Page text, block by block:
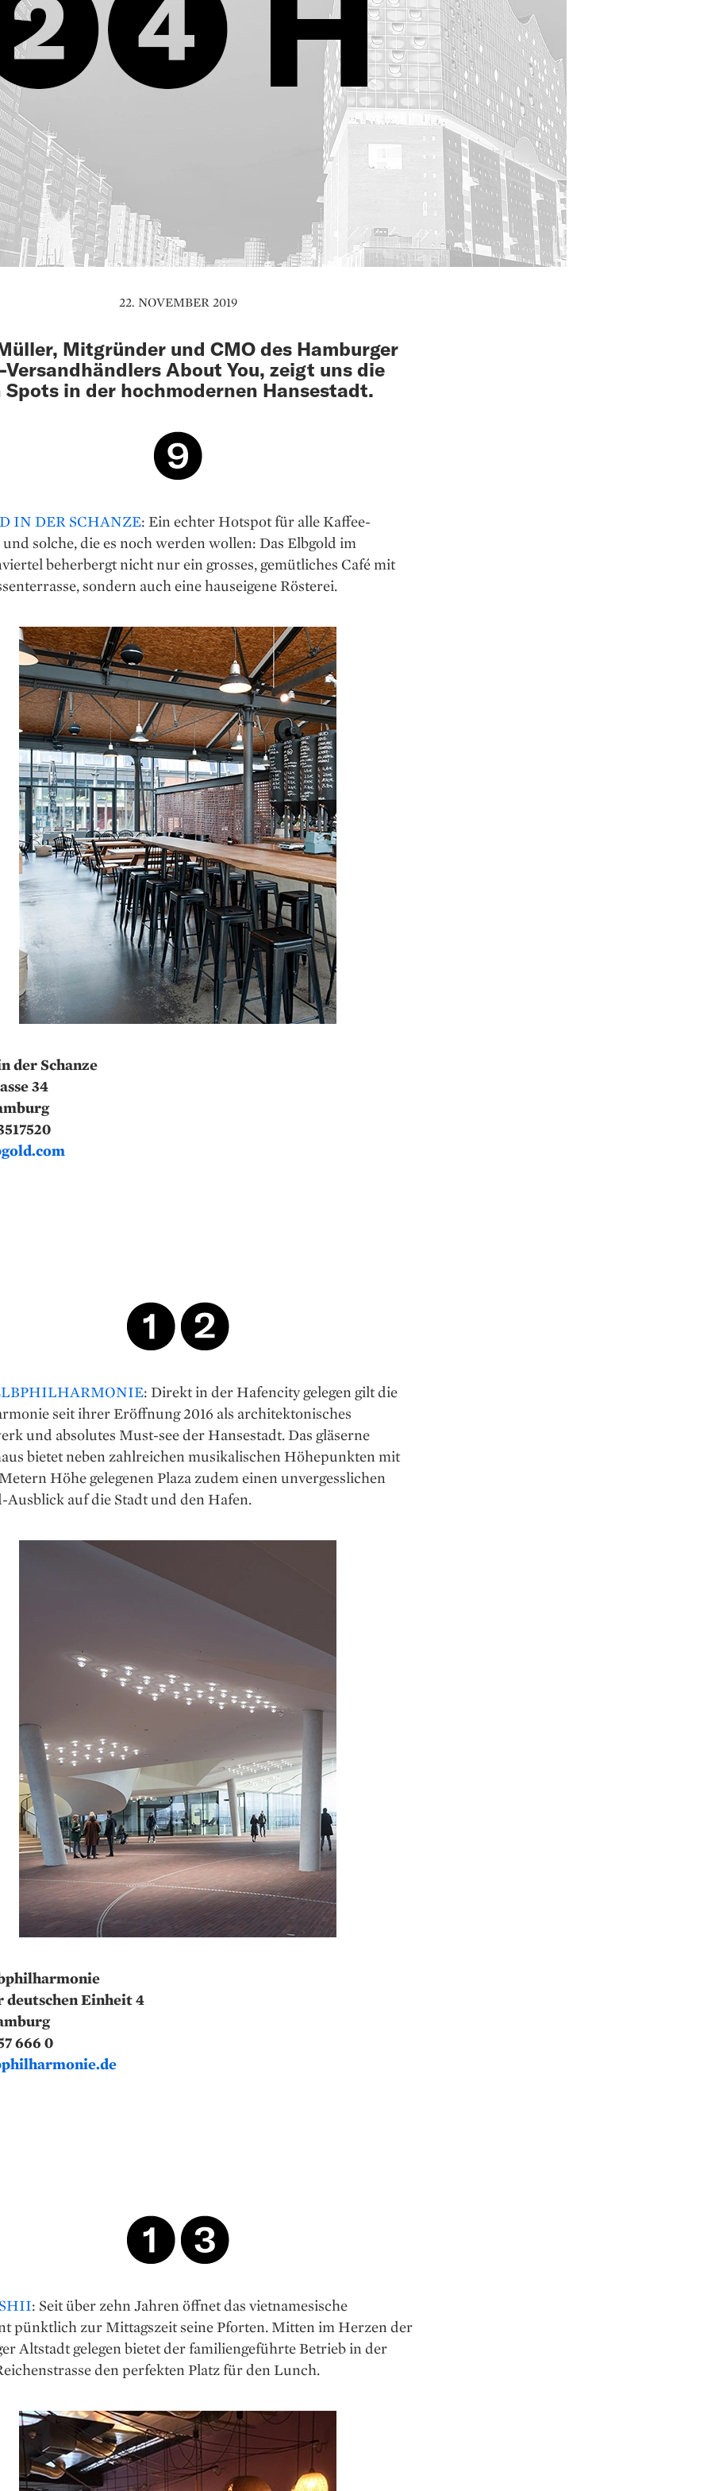
22. NOVEMBER 2019
Mitgründer und CMO des Hamburger
About You, zeigt uns die
Spots in der hochmodernen Hansestadt.
IN DER SCHANZE: Ein echter Hotspot für alle Kaffee­
solche, die es noch werden wollen: Das Elbgold im
beherbergt nicht nur ein grosses, gemütliches Café mit
sondern auch eine hauseigene Rösterei.
der Schanze
34
: Direkt in der Hafencity gelegen gilt die
seit ihrer Eröffnung 2016 als architektonisches
und absolutes Must-see der Hansestadt. Das gläserne
bietet neben zahlreichen musikalischen Höhepunkten mit
Höhe gelegenen Plaza zudem einen unvergesslichen
Ausblick auf die Stadt und den Hafen.
deutschen Einheit 4
666 0
: Seit über zehn Jahren öffnet das vietnamesische
pünktlich zur Mittagszeit seine Pforten. Mitten im Herzen der
Altstadt gelegen bietet der familiengeführte Betrieb in der
den perfekten Platz für den Lunch.